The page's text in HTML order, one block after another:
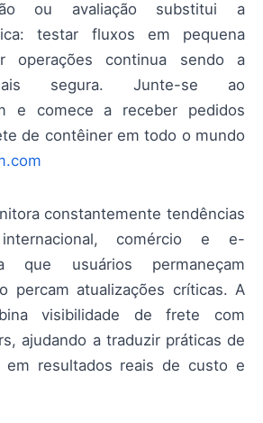
ou avaliação substitui a
testar fluxos em pequena
operações continua sendo a
segura. Junte-se ao
e comece a receber pedidos
de contêiner em todo o mundo
constantemente tendências
comércio e e-
que usuários permaneçam
percam atualizações críticas. A
visibilidade de frete com
ajudando a traduzir práticas de
em resultados reais de custo e